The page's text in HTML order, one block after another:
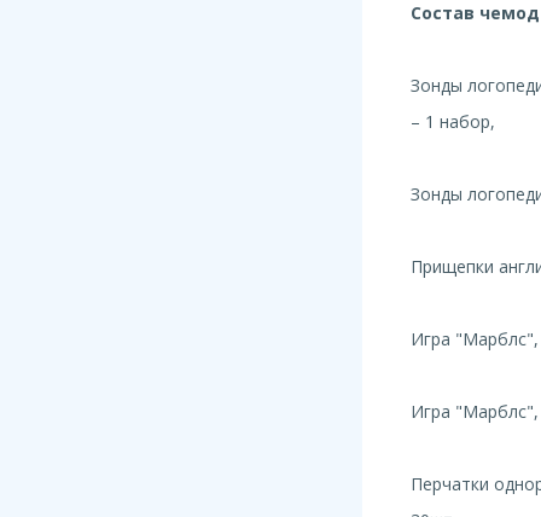
Состав
Зонды
– 1 набор,
Зонды
Прищепки
Игра "Марблс",
Игра "Марблс",
Перчатки